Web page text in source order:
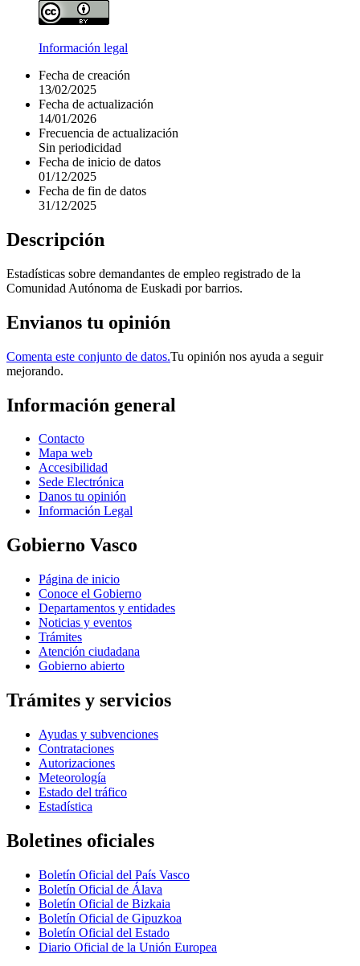
Información legal
Fecha de creación
13/02/2025
Fecha de actualización
14/01/2026
Frecuencia de actualización
Sin periodicidad
Fecha de inicio de datos
01/12/2025
Fecha de fin de datos
31/12/2025
Descripción
Estadísticas sobre demandantes de empleo registrado de la
Comunidad Autónoma de Euskadi por barrios.
Envianos tu opinión
Comenta este conjunto de datos.Tu opinión nos ayuda a seguir
mejorando.
Información general
Contacto
Mapa web
Accesibilidad
Sede Electrónica
Danos tu opinión
Información Legal
Gobierno Vasco
Página de inicio
Conoce el Gobierno
Departamentos y entidades
Noticias y eventos
Trámites
Atención ciudadana
Gobierno abierto
Trámites y servicios
Ayudas y subvenciones
Contrataciones
Autorizaciones
Meteorología
Estado del tráfico
Estadística
Boletines oficiales
Boletín Oficial del País Vasco
Boletín Oficial de Álava
Boletín Oficial de Bizkaia
Boletín Oficial de Gipuzkoa
Boletín Oficial del Estado
Diario Oficial de la Unión Europea